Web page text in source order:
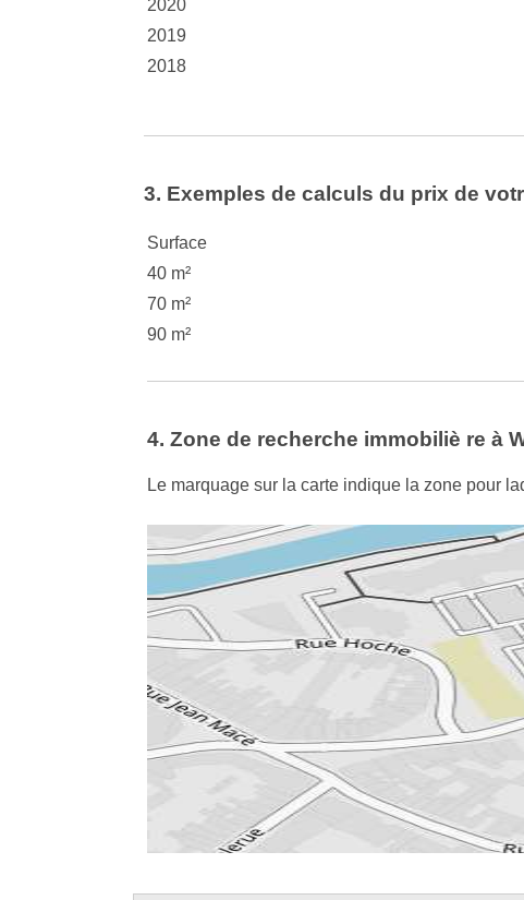
2020
2019
2018
3. Exemples de calculs du prix de
Surface
40 m²
70 m²
90 m²
4. Zone de recherche immobiliè re à
Le marquage sur la carte indique la zone pour